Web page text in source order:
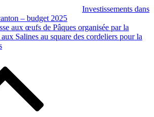
Investissements dans
– budget 2025
aux œufs de Pâques organisée par la
Salines au square des cordeliers pour la